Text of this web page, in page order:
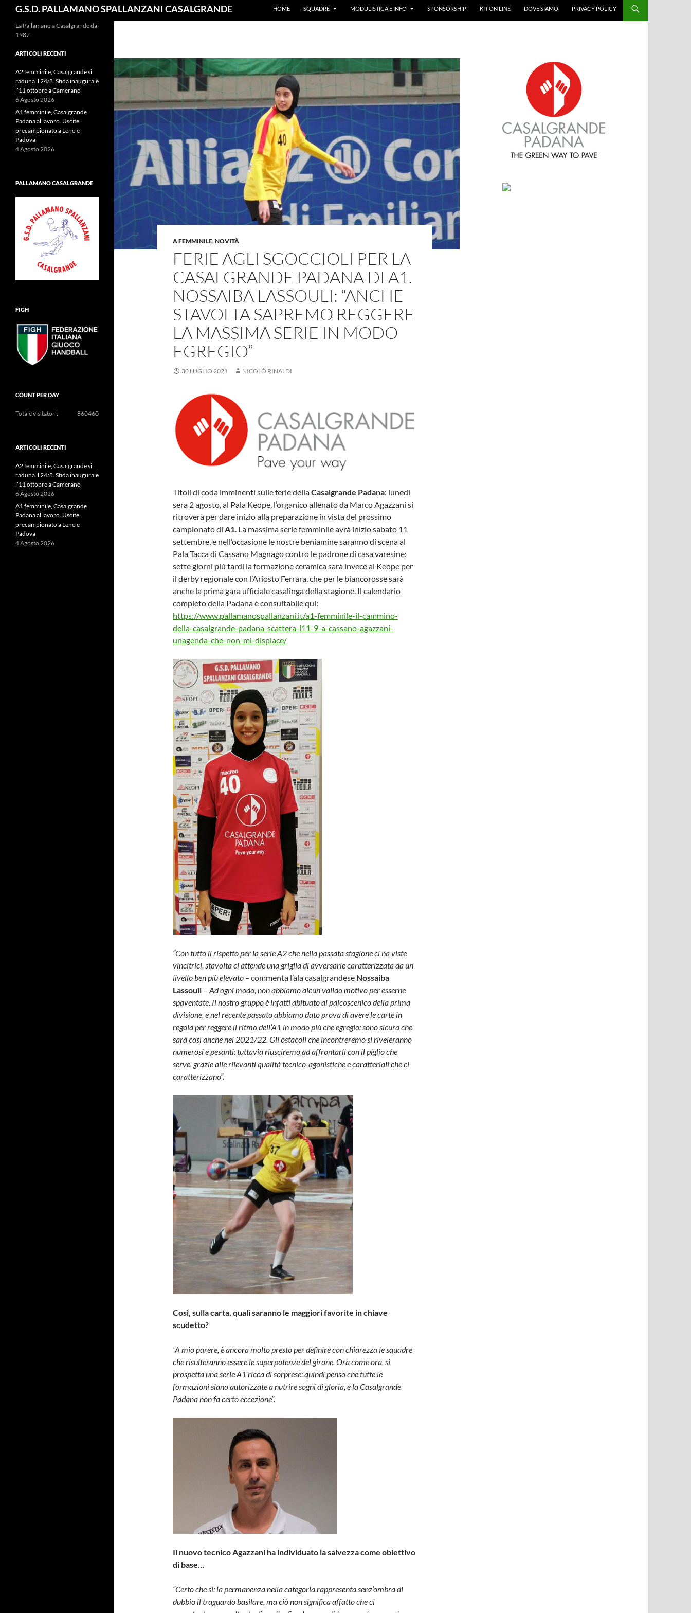
G.S.D. PALLAMANO SPALLANZANI CASALGRANDE HOME SQUADRE MODULISTICA E INFO SPONSORSHIP KIT ON LINE DOVE SIAMO PRIVACY POLICY
A FEMMINILE,NOVITÀ
FERIE AGLI SGOCCIOLI PER LA
CASALGRANDE PADANA DI A1.
NOSSAIBA LASSOULI: “ANCHE
STAVOLTA SAPREMO REGGERE
LA MASSIMA SERIE IN MODO
EGREGIO”
30 LUGLIO 2021 NICOLÒ RINALDI
Titoli di coda imminenti sulle ferie dellaCasalgrande Padana: lunedì
sera 2 agosto, al Pala Keope, l’organico allenato da Marco Agazzani si
ritroverà per dare inizio alla preparazione in vista del prossimo
campionato di A1. La massima serie femminile avrà inizio sabato 11
settembre, e nell’occasione le nostre beniamine saranno di scena al
Pala Tacca di Cassano Magnago contro le padrone di casa varesine:
sette giorni più tardi la formazione ceramica sarà invece al Keope per
il derby regionale con l’Ariosto Ferrara, che per le biancorosse sarà
anche la prima gara ufficiale casalinga della stagione. Il calendario
completo della Padana è consultabile qui:
https://www.pallamanospallanzani.it/a1-femminile-il-cammino-
della-casalgrande-padana-scattera-l11-9-a-cassano-agazzani-
unagenda-che-non-mi-dispiace/
“Con tutto il rispetto per la serie A2 che nella passata stagione ci ha viste
vincitrici, stavolta ci attende una griglia di avversarie caratterizzata da un
livello ben più elevato –commenta l’ala casalgrandese Nossaiba
Lassouli – Ad ogni modo, non abbiamo alcun valido motivo per esserne
spaventate. Il nostro gruppo è infatti abituato al palcoscenico della prima
divisione, e nel recente passato abbiamo dato prova di avere le carte in
regola per reggere il ritmo dell’A1 in modo più che egregio: sono sicura che
sarà così anche nel 2021/22. Gli ostacoli che incontreremo si riveleranno
numerosi e pesanti: tuttavia riusciremo ad affrontarli con il piglio che
serve, grazie alle rilevanti qualità tecnico-agonistiche e caratteriali che ci
caratterizzano”.
Così, sulla carta, quali saranno le maggiori favorite in chiave
scudetto?
“A mio parere, è ancora molto presto per definire con chiarezza le squadre
che risulteranno essere le superpotenze del girone. Ora come ora, si
prospetta una serie A1 ricca di sorprese: quindi penso che tutte le
formazioni siano autorizzate a nutrire sogni di gloria, e la Casalgrande
Padana non fa certo eccezione”.
Il nuovo tecnico Agazzani ha individuato la salvezza come obiettivo
di base…
“Certo che sì: la permanenza nella categoria rappresenta senz’ombra di
dubbio il traguardo basilare, ma ciò non significa affatto che ci
La Pallamano a Casalgrande dal
1982
ARTICOLI RECENTI
A2 femminile, Casalgrande si
raduna il 24/8. Sfida inaugurale
l’11 ottobre a Camerano
6 Agosto 2026
A1 femminile, Casalgrande
Padana al lavoro. Uscite
precampionato a Leno e
Padova
4 Agosto 2026
PALLAMANO CASALGRANDE
FIGH
COUNT PER DAY
860460
Totale visitatori:
ARTICOLI RECENTI
A2 femminile, Casalgrande si
raduna il 24/8. Sfida inaugurale
l’11 ottobre a Camerano
6 Agosto 2026
A1 femminile, Casalgrande
Padana al lavoro. Uscite
precampionato a Leno e
Padova
4 Agosto 2026